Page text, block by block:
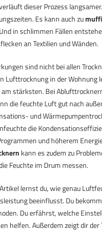
dieser Prozess
Es kann auch zu
in schlimmen Fällen
an Textilien und Wänden.
sind nicht bei allen
Lufttrocknung in der Wohnung
am stärksten. Bei
die feuchte Luft gut nach
und
die
und höherem
kann es zudem zu
Feuchte im Drum messen.
lernst du, wie genau
beeinflusst. Du
Du erfährst, welche
helfen. Außerdem zeigt dir der